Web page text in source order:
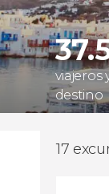
viajeros
destino
17